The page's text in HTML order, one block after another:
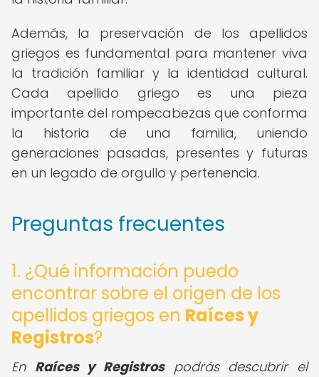
Además, la preservación de los apellidos
griegos es fundamental para mantener viva
la tradición familiar y la identidad cultural.
Cada apellido griego es una pieza
importante del rompecabezas que conforma
la historia de una familia, uniendo
generaciones pasadas, presentes y futuras
en un legado de orgullo y pertenencia.
Preguntas frecuentes
1. ¿Qué información puedo
encontrar sobre el origen de los
apellidos griegos en Raíces y
Registros?
En Raíces y Registrospodrás descubrir el